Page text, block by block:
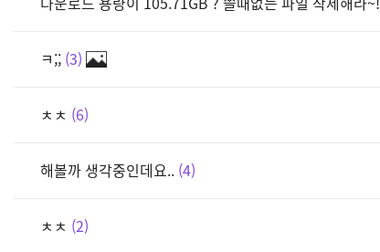
ㅋ;; 3
ㅊㅊ 6
해볼까 생각중인데요.. 4
ㅊㅊ 2